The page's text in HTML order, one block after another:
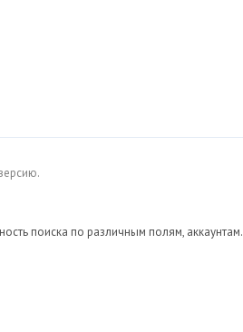
поиска по различным полям, аккаунтам.